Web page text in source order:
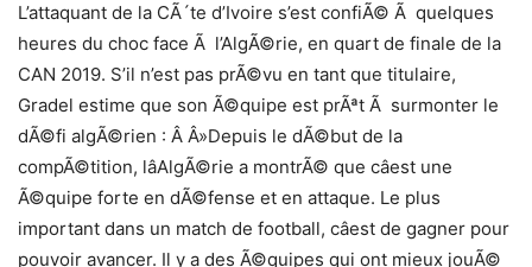
L’attaquant de la CÃ´te d’Ivoire s’est confiÃ© Ã quelques
heures du choc face Ã l’AlgÃ©rie, en quart de finale de la
CAN 2019. S’il n’est pas prÃ©vu en tant que titulaire,
Gradel estime que son Ã©quipe est prÃªt Ã surmonter le
dÃ©fi algÃ©rien : Â Â»Depuis le dÃ©but de la
compÃ©tition, lâAlgÃ©rie a montrÃ© que câest une
Ã©quipe forte en dÃ©fense et en attaque. Le plus
important dans un match de football, câest de gagner pour
pouvoir avancer. Il y a des Ã©quipes qui ont mieux jouÃ©